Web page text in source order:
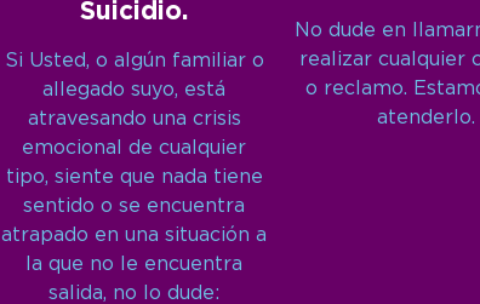
Suicidio.
Si Usted, o algún familiar o
allegado suyo, está
atravesando una crisis
emocional de cualquier
tipo, siente que nada tiene
sentido o se encuentra
atrapado en una situación a
la que no le encuentra
salida, no lo dude:
No dude en
realizar cualquier
o reclamo.
atenderlo.